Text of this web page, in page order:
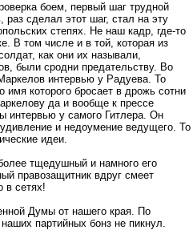
боем, первый шаг трудной
сделал этот шаг, стал на эту
степях. Не наш кадр, где-то
В том числе и в той, которая из
как они их называли,
были сродни предательству. Во
интервью у Радуева. То
имя которого бросает в дрожь сотни
да и вообще к прессе
у самого Гитлера. Он
и недоумение ведущего. То
идеи.
тщедушный и намного его
правозащитник вдруг смеет
в сетях!
Думы от нашего края. По
партийных бонз не пикнул.